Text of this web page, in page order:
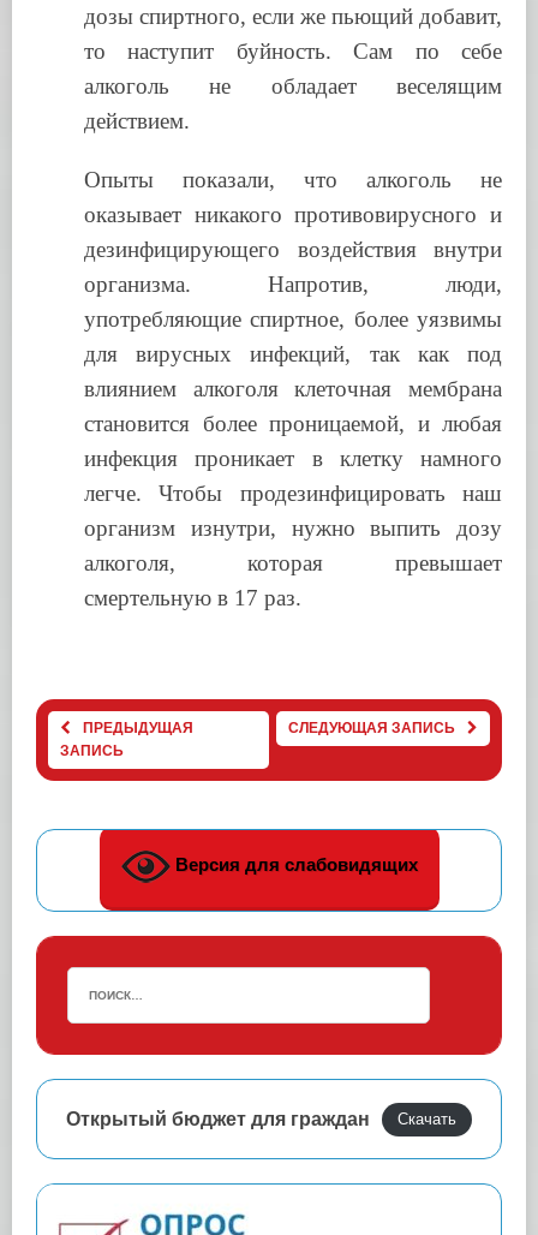
дозы спиртного, если же пьющий добавит,
то наступит буйность. Сам по себе
алкоголь не обладает веселящим
действием.
Опыты показали, что алкоголь не
оказывает никакого противовирусного и
дезинфицирующего воздействия внутри
организма. Напротив, люди,
употребляющие спиртное, более уязвимы
для вирусных инфекций, так как под
влиянием алкоголя клеточная мембрана
становится более проницаемой, и любая
инфекция проникает в клетку намного
легче. Чтобы продезинфицировать наш
организм изнутри, нужно выпить дозу
алкоголя, которая превышает
смертельную в 17 раз.
ПРЕДЫДУЩАЯ
ЗАПИСЬ
СЛЕДУЮЩАЯ ЗАПИСЬ
Версия для слабовидящих
Открытый бюджет для граждан Скачать